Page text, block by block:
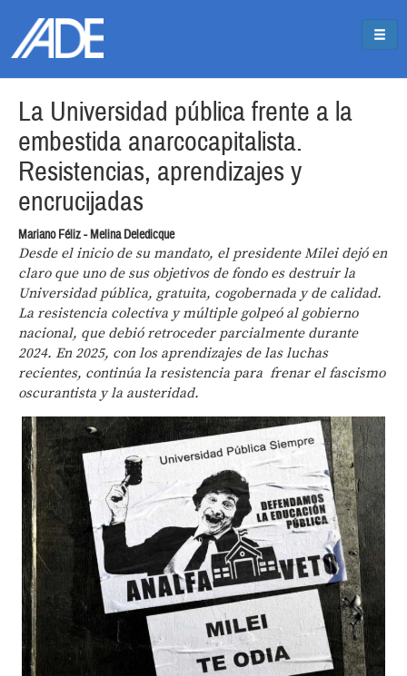
La Universidad pública frente a la
embestida anarcocapitalista.
Resistencias, aprendizajes y
encrucijadas
Mariano Féliz - Melina Deledicque
Desde el inicio de su mandato, el presidente Milei dejó en
claro que uno de sus objetivos de fondo es destruir la
Universidad pública, gratuita, cogobernada y de calidad.
La resistencia colectiva y múltiple golpeó al gobierno
nacional, que debió retroceder parcialmente durante
2024. En 2025, con los aprendizajes de las luchas
recientes, continúa la resistencia para frenar el fascismo
oscurantista y la austeridad.